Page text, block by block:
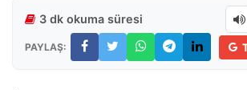
3 dk okuma süresi
PAYLAŞ: